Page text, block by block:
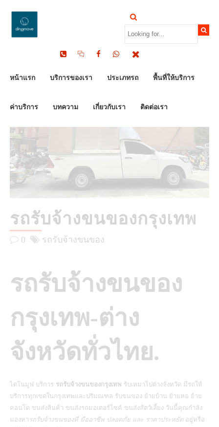
หน้าแรก บริการของเรา ประเภทรถ พื้นที่ให้บริการ
ค่าบริการ บทความ เกี่ยวกับเรา ติดต่อเรา
รถรับจ้างขนของกรุงเทพ
0 รถรับจ้างขนของ
รถรับจ้างขนของ
กรุงเทพ-ต่าง
จังหวัดทั่วไทย.
ไดโนมูฟ บริการ รถรับจ้างขนของกรุงเทพ รับเหมาไปต่างจังหวัด มีรถให้
บริการทุกเขตในกรุงเทพและปริมณฑล รับขนของ ย้ายบ้าน ย้ายหอ ย้าย
คอนโด ขนส่งสินค้า ขนส่งรถมอเตอร์ไซค์ ขนส่งสัตว์เลี้ยง วันนี้คุณกำลัง
มองหา รถรับจ้างขนของที่ มืออาชีพ ปลอดภัย และ ราคาประหยัด อยู่หรือ